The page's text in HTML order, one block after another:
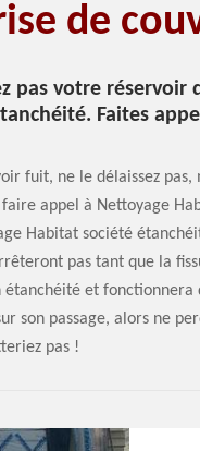
de
pas votre réservoir
Faites
fuit, ne le délaissez pas,
appel à Nettoyage
Habitat société
pas tant que la
étanchéité et
son passage, alors ne
pas !